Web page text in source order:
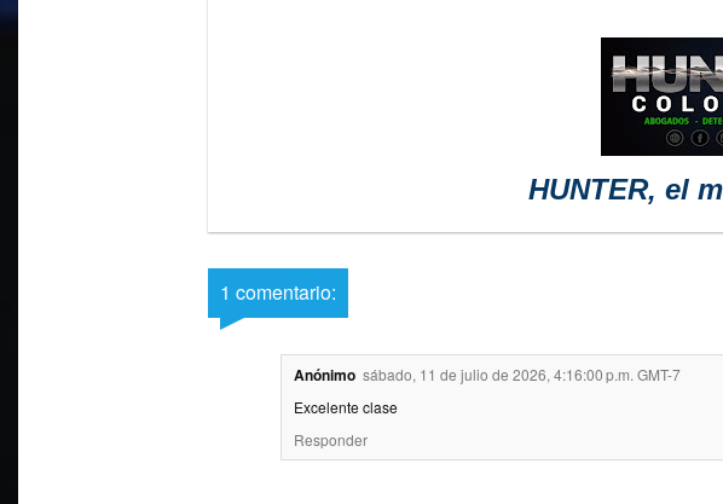
HUNTER, el
1 comentario:
Anónimo sábado, 11 de julio de 2026, 4:16:00 p.m. GMT-7
Excelente clase
Responder